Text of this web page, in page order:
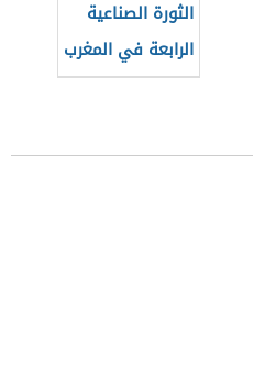
الثورة الصناعية
الرابعة في المغرب